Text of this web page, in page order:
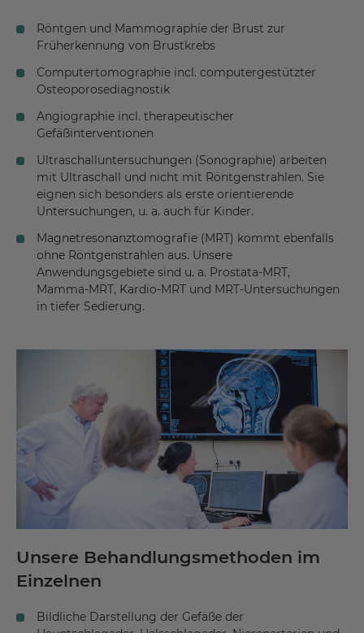
Röntgen und Mammographie der Brust zur
Früherkennung von Brustkrebs
Computertomographie incl. computergestützter
Osteoporosediagnostik
Angiographie incl. therapeutischer
Gefäßinterventionen
Ultraschalluntersuchungen (Sonographie) arbeiten
mit Ultraschall und nicht mit Röntgenstrahlen. Sie
eignen sich besonders als erste orientierende
Untersuchungen, u. a. auch für Kinder.
Magnetresonanztomografie (MRT) kommt ebenfalls
ohne Röntgenstrahlen aus. Unsere
Anwendungsgebiete sind u. a. Prostata-MRT,
Mamma-MRT, Kardio-MRT und MRT-Untersuchungen
in tiefer Sedierung.
Unsere Behandlungsmethoden im
Einzelnen
Bildliche Darstellung der Gefäße der